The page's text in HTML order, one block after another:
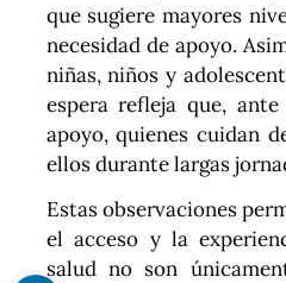
que sugiere mayores
necesidad de apoyo.
niñas, niños y
espera refleja que,
apoyo, quienes cuidan
ellos durante largas
Estas observaciones
el acceso y la
salud no son